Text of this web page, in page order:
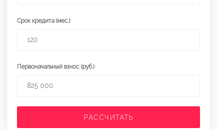
Срок кредита (мес.)
Первоначальный взнос (руб.)
РАССЧИТАТЬ